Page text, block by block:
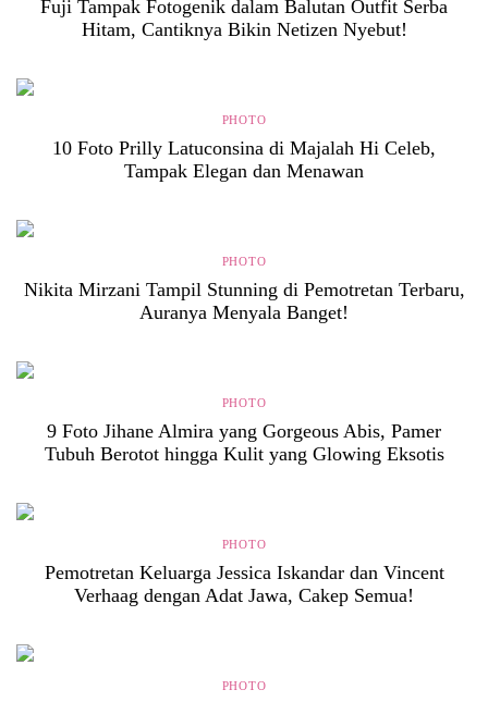
Fuji Tampak Fotogenik dalam Balutan Outfit Serba
Hitam, Cantiknya Bikin Netizen Nyebut!
PHOTO
10 Foto Prilly Latuconsina di Majalah Hi Celeb,
Tampak Elegan dan Menawan
PHOTO
Nikita Mirzani Tampil Stunning di Pemotretan Terbaru,
Auranya Menyala Banget!
PHOTO
9 Foto Jihane Almira yang Gorgeous Abis, Pamer
Tubuh Berotot hingga Kulit yang Glowing Eksotis
PHOTO
Pemotretan Keluarga Jessica Iskandar dan Vincent
Verhaag dengan Adat Jawa, Cakep Semua!
PHOTO